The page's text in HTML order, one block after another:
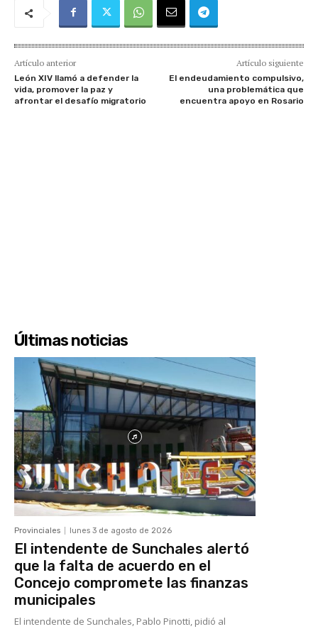
Artículo anterior
León XIV llamó a defender la
vida, promover la paz y
afrontar el desafío migratorio
Artículo siguiente
El endeudamiento compulsivo,
una problemática que
encuentra apoyo en Rosario
Últimas noticias
Provinciales lunes 3 de agosto de 2026
El intendente de Sunchales alertó
que la falta de acuerdo en el
Concejo compromete las finanzas
municipales
El intendente de Sunchales, Pablo Pinotti, pidió al